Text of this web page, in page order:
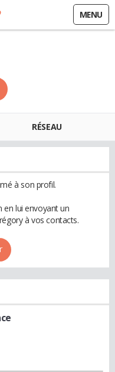
MENU
RÉSEAU
à son profil.
en lui envoyant un
à vos contacts.